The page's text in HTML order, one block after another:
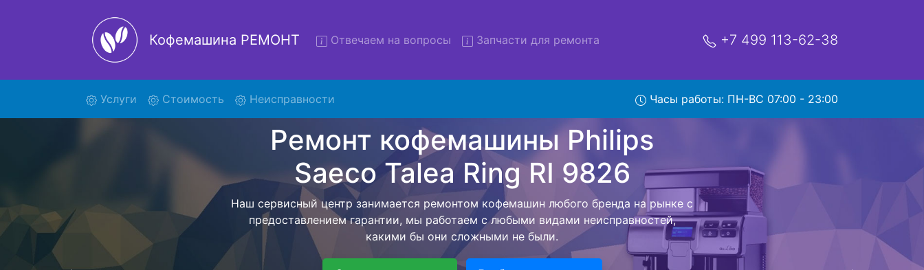
Кофемашина РЕМОНТ Отвечаем на вопросы Запчасти для ремонта +7 499 113-62-38
Услуги (current)Стоимость Неисправности Часы работы: ПН-ВС 07:00 - 23:00
Ремонт кофемашин Philips Saeco Talea
Ring RI 9826 с вывозом в сервис
Мы предоставляем бесплатную услугу - ремонт кофемашин Philips Saeco Talea Ring
RI 9826 с вывозом техники в сервисный центр, а после завершения всех работ
привезем обратно. Цена фиксируется с момента согласования с мастером до
возвращения бытовой техники обратно владельцу.